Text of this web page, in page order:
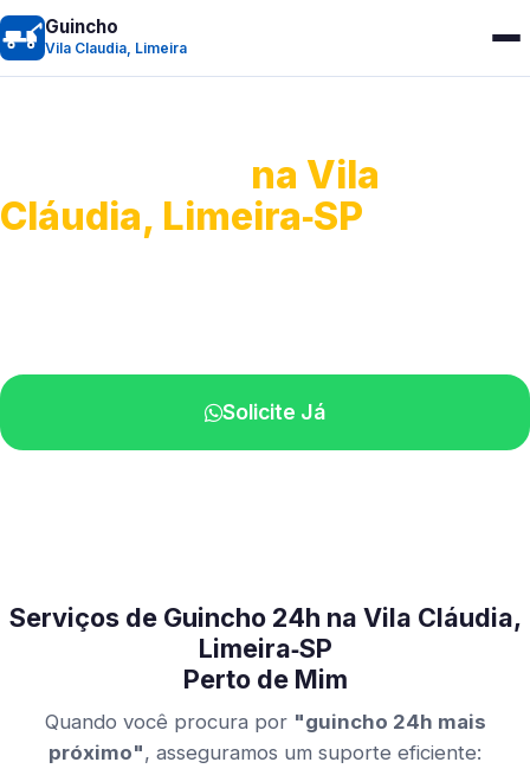
Guincho
Vila Claudia, Limeira
na Vila
Cláudia, Limeira‑SP
Solicite Já
Serviços de Guincho 24h na Vila Cláudia,
Limeira‑SP
Perto de Mim
Quando você procura por "guincho 24h mais
próximo", asseguramos um suporte eficiente: